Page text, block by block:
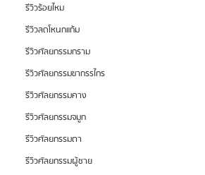
รีวิวร้อยไหม
รีวิวลดโหนกแก้ม
รีวิวศัลยกรรมกราม
รีวิวศัลยกรรมขากรรไกร
รีวิวศัลยกรรมคาง
รีวิวศัลยกรรมจมูก
รีวิวศัลยกรรมตา
รีวิวศัลยกรรมผู้ชาย